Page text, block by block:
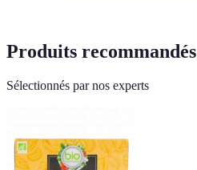
Produits recommandés
Sélectionnés par nos experts